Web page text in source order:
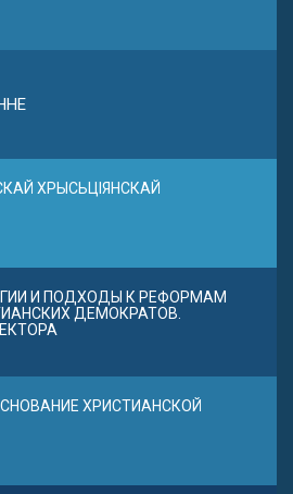
ХРЫСЬЦІЯНСКАЙ
И ПОДХОДЫ К РЕФОРМАМ
ДЕМОКРАТОВ.
ХРИСТИАНСКОЙ